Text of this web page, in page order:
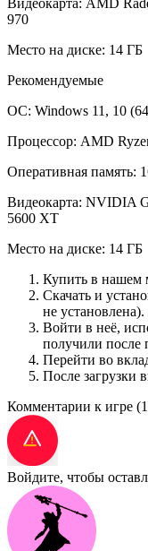
970
Место на диске: 14 ГБ
Рекомендуемые
ОС: Windows 11, 10
Процессор: AMD
Оперативная память:
Видеокарта: NVIDIA
5600 XT
Место на диске: 14 ГБ
Купить в нашем
Скачать и
не установлена).
Войти в неё,
получили после
Перейти во
После загрузки
Комментарии к игре
Войдите, чтобы